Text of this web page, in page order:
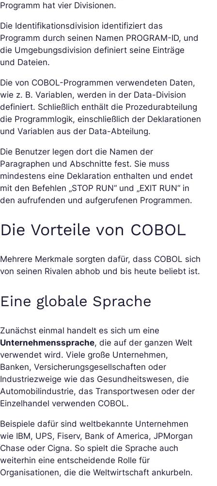
Programm hat vier Divisionen.
Die Identifikationsdivision identifiziert das
Programm durch seinen Namen PROGRAM-ID, und
die Umgebungsdivision definiert seine Einträge
und Dateien.
Die von COBOL-Programmen verwendeten Daten,
wie z. B. Variablen, werden in der Data-Division
definiert. Schließlich enthält die Prozedurabteilung
die Programmlogik, einschließlich der Deklarationen
und Variablen aus der Data-Abteilung.
Die Benutzer legen dort die Namen der
Paragraphen und Abschnitte fest. Sie muss
mindestens eine Deklaration enthalten und endet
mit den Befehlen „STOP RUN“ und „EXIT RUN“ in
den aufrufenden und aufgerufenen Programmen.
Die Vorteile von COBOL
Mehrere Merkmale sorgten dafür, dass COBOL sich
von seinen Rivalen abhob und bis heute beliebt ist.
Eine globale Sprache
Zunächst einmal handelt es sich um eine
Unternehmenssprache, die auf der ganzen Welt
verwendet wird. Viele große Unternehmen,
Banken, Versicherungsgesellschaften oder
Industriezweige wie das Gesundheitswesen, die
Automobilindustrie, das Transportwesen oder der
Einzelhandel verwenden COBOL.
Beispiele dafür sind weltbekannte Unternehmen
wie IBM, UPS, Fiserv, Bank of America, JPMorgan
Chase oder Cigna. So spielt die Sprache auch
weiterhin eine entscheidende Rolle für
Organisationen, die die Weltwirtschaft ankurbeln.